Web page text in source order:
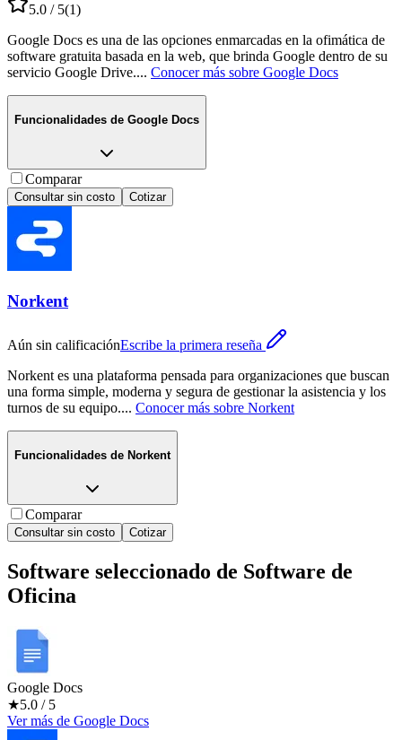
5.0 / 5(1)
Google Docs es una de las opciones enmarcadas en la ofimática de
software gratuita basada en la web, que brinda Google dentro de su
servicio Google Drive.... Conocer más sobre Google Docs
Funcionalidades de Google Docs
Comparar
Consultar sin costo Cotizar
Norkent
Aún sin calificaciónEscribe la primera reseña
Norkent es una plataforma pensada para organizaciones que buscan
una forma simple, moderna y segura de gestionar la asistencia y los
turnos de su equipo.... Conocer más sobre Norkent
Funcionalidades de Norkent
Comparar
Consultar sin costo Cotizar
Software seleccionado de Software de
Oficina
Google Docs
★5.0 / 5
Ver más de Google Docs